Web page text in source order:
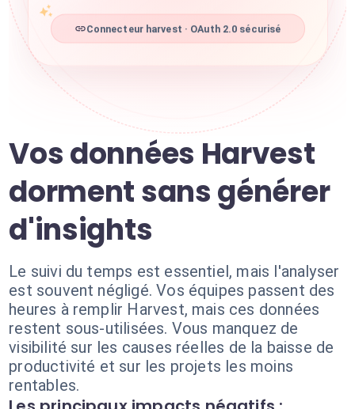
Connecteur harvest · OAuth 2.0 sécurisé
Vos données Harvest
dorment sans générer
d'insights
Le suivi du temps est essentiel, mais l'analyser
est souvent négligé. Vos équipes passent des
heures à remplir Harvest, mais ces données
restent sous-utilisées. Vous manquez de
visibilité sur les causes réelles de la baisse de
productivité et sur les projets les moins
rentables.